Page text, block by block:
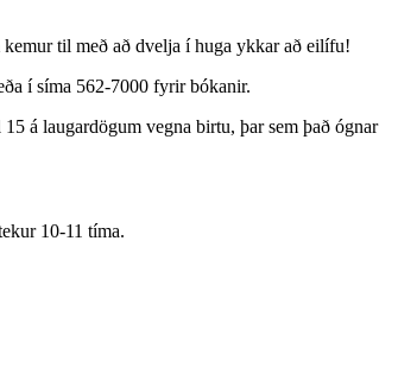
til með að dvelja í huga ykkar að eilífu!
í síma 562-7000 fyrir bókanir.
á laugardögum vegna birtu, þar sem það ógnar
10-11 tíma.